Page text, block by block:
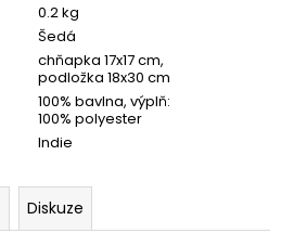
0.2 kg
Šedá
chňapka 17x17 cm,
podložka 18x30 cm
100% bavlna, výplň:
100% polyester
Indie
Diskuze